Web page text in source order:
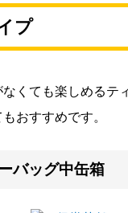
プ
くても楽しめるテ
おすすめです。
バッグ中缶箱